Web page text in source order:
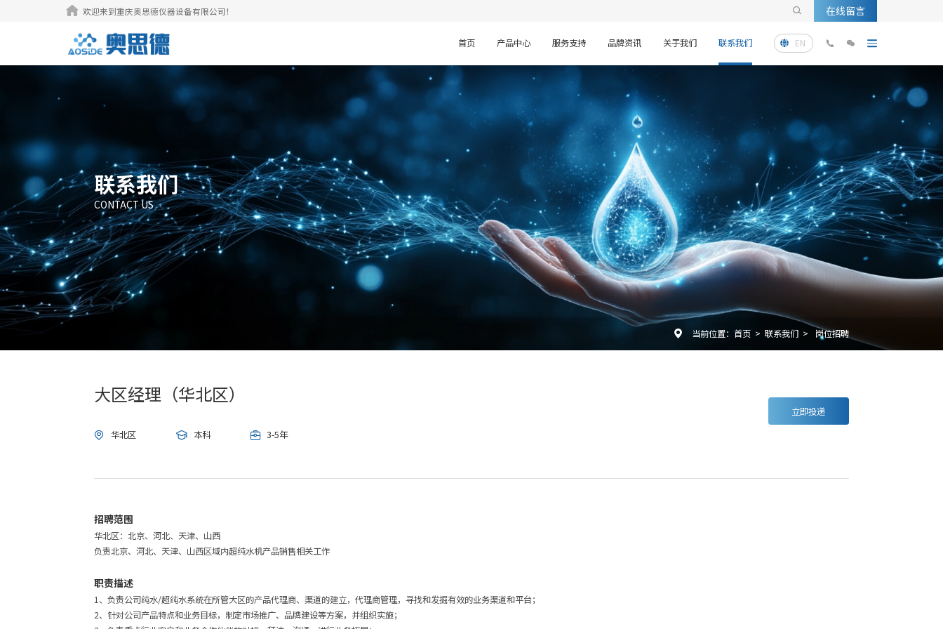
 欢迎来到重庆奥思德仪器设备有限公司！  在线留言
首页 产品中心 服务支持 品牌资讯 关于我们 联系我们  EN  
联系我们
CONTACT US
 当前位置： 首页 > 联系我们 > 岗位招聘
大区经理（华北区）
 华北区  本科  3-5年
立即投递
招聘范围
华北区：北京、河北、天津、山西
负责北京、河北、天津、山西区域内超纯水机产品销售相关工作
职责描述
1、负责公司纯水/超纯水系统在所管大区的产品代理商、渠道的建立，代理商管理，寻找和发掘有效的业务渠道和平台；
2、针对公司产品特点和业务目标，制定市场推广、品牌建设等方案，并组织实施；